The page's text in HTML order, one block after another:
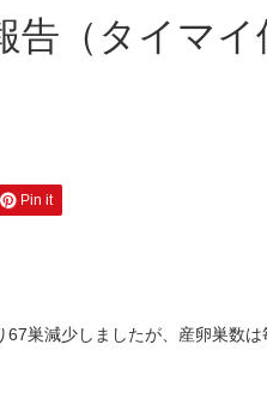
告（タイマイ
Pin it
巣減少しましたが、産卵巣数